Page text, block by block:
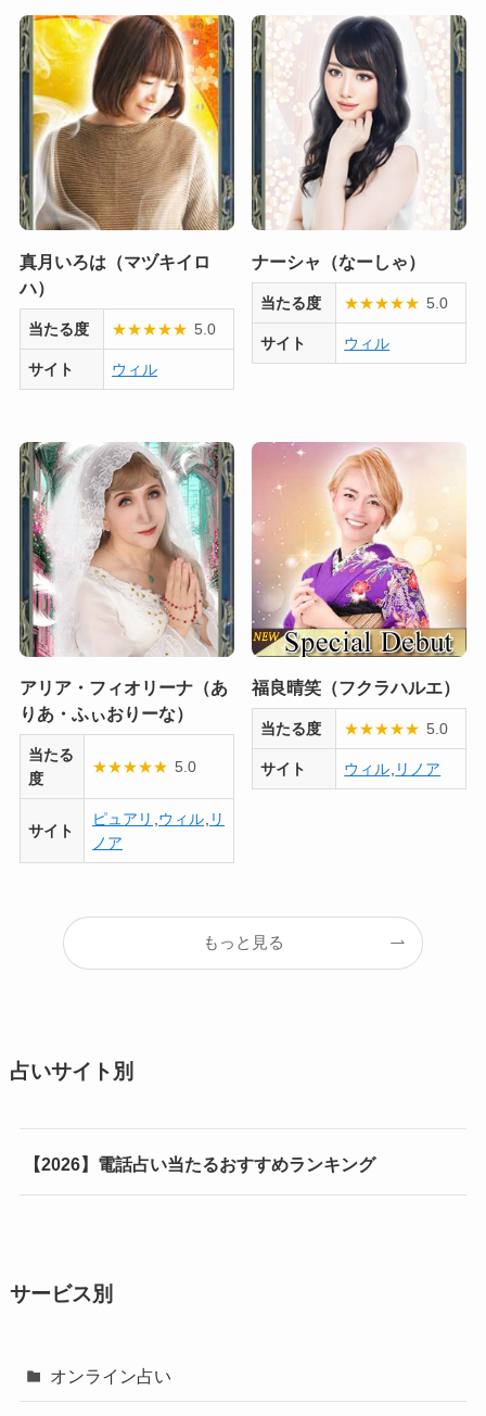
真月いろは（マヅキイロ
ハ）
当たる度 ★★★★★ 5.0
サイト ウィル
ナーシャ（なーしゃ）
当たる度 ★★★★★ 5.0
サイト ウィル
アリア・フィオリーナ（あ
りあ・ふぃおりーな）
当たる
度
★★★★★ 5.0
サイト
ピュアリ ウィル リ
ノア
福良晴笑（フクラハルエ）
当たる度 ★★★★★ 5.0
サイト ウィル リノア
もっと見る
占いサイト別
【2026】電話占い当たるおすすめランキング
サービス別
オンライン占い